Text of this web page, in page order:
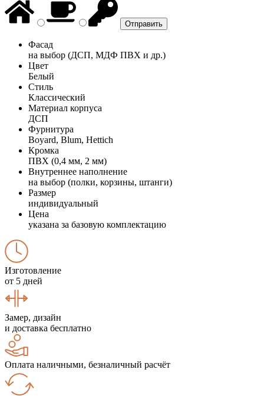
Фасад
на выбор (ДСП, МДФ ПВХ и др.)
Цвет
Белый
Стиль
Классический
Материал корпуса
ДСП
Фурнитура
Boyard, Blum, Hettich
Кромка
ПВХ (0,4 мм, 2 мм)
Внутреннее наполнение
на выбор (полки, корзины, штанги)
Размер
индивидуальный
Цена
указана за базовую комплектацию
Изготовление
от 5 дней
Замер, дизайн
и доставка бесплатно
Оплата наличными, безналичный расчёт